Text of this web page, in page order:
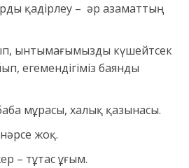
қадірлеу – әр азаматтың
ынтымағымызды күшейтсек
егемендігіміз баянды
мұрасы, халық қазынасы.
жоқ.
– тұтас ұғым.